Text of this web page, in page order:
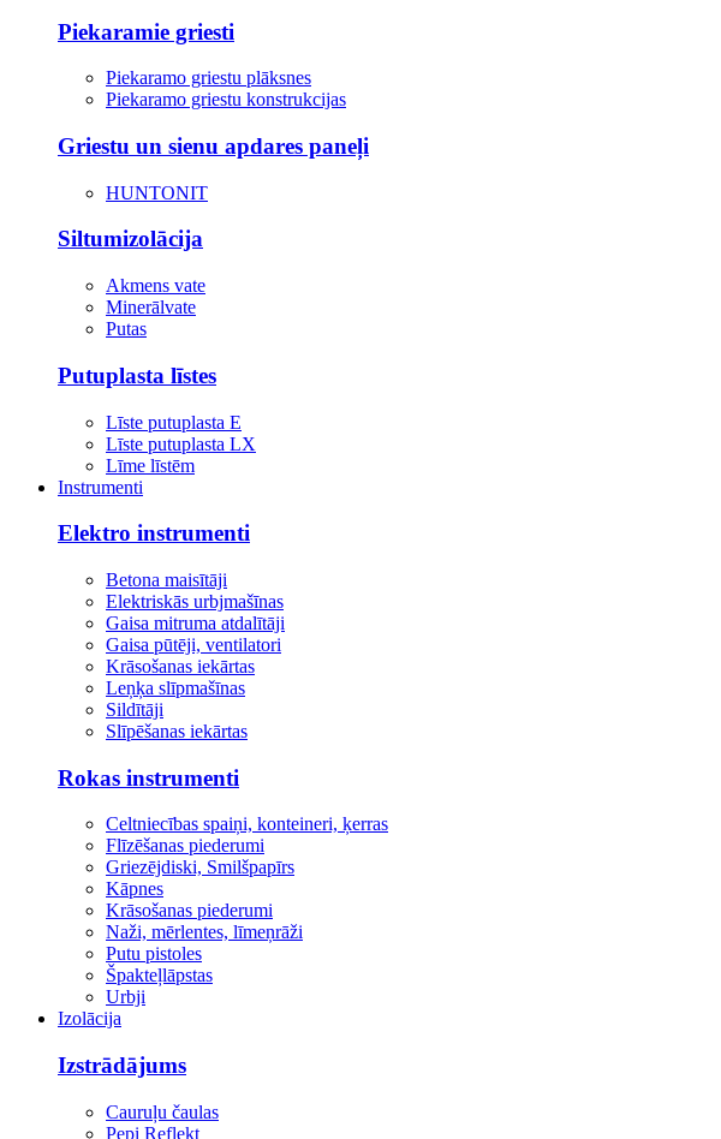
Piekaramie griesti
Piekaramo griestu plāksnes
Piekaramo griestu konstrukcijas
Griestu un sienu apdares paneļi
HUNTONIT
Siltumizolācija
Akmens vate
Minerālvate
Putas
Putuplasta līstes
Līste putuplasta E
Līste putuplasta LX
Līme līstēm
Instrumenti
Elektro instrumenti
Betona maisītāji
Elektriskās urbjmašīnas
Gaisa mitruma atdalītāji
Gaisa pūtēji, ventilatori
Krāsošanas iekārtas
Leņķa slīpmašīnas
Sildītāji
Slīpēšanas iekārtas
Rokas instrumenti
Celtniecības spaiņi, konteineri, ķerras
Flīzēšanas piederumi
Griezējdiski, Smilšpapīrs
Kāpnes
Krāsošanas piederumi
Naži, mērlentes, līmeņrāži
Putu pistoles
Špakteļlāpstas
Urbji
Izolācija
Izstrādājums
Cauruļu čaulas
Pepi Reflekt